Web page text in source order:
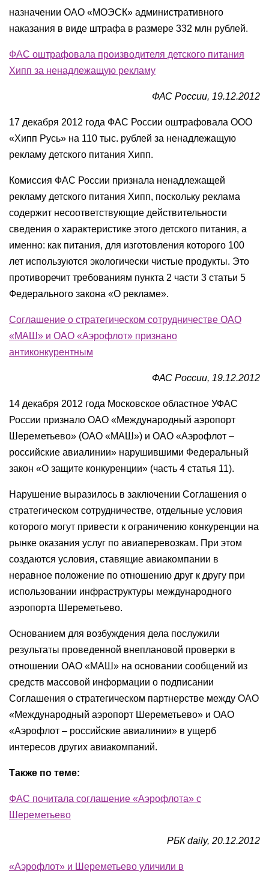
назначении ОАО «МОЭСК» административного
наказания в виде штрафа в размере 332 млн рублей.
ФАС оштрафовала производителя детского питания
Хипп за ненадлежащую рекламу
ФАС России, 19.12.2012
17 декабря 2012 года ФАС России оштрафовала ООО
«Хипп Русь» на 110 тыс. рублей за ненадлежащую
рекламу детского питания Хипп.
Комиссия ФАС России признала ненадлежащей
рекламу детского питания Хипп, поскольку реклама
содержит несоответствующие действительности
сведения о характеристике этого детского питания, а
именно: как питания, для изготовления которого 100
лет используются экологически чистые продукты. Это
противоречит требованиям пункта 2 части 3 статьи 5
Федерального закона «О рекламе».
Соглашение о стратегическом сотрудничестве ОАО
«МАШ» и ОАО «Аэрофлот» признано
антиконкурентным
ФАС России, 19.12.2012
14 декабря 2012 года Московское областное УФАС
России признало ОАО «Международный аэропорт
Шереметьево» (ОАО «МАШ») и ОАО «Аэрофлот –
российские авиалинии» нарушившими Федеральный
закон «О защите конкуренции» (часть 4 статья 11).
Нарушение выразилось в заключении Соглашения о
стратегическом сотрудничестве, отдельные условия
которого могут привести к ограничению конкуренции на
рынке оказания услуг по авиаперевозкам. При этом
создаются условия, ставящие авиакомпании в
неравное положение по отношению друг к другу при
использовании инфраструктуры международного
аэропорта Шереметьево.
Основанием для возбуждения дела послужили
результаты проведенной внеплановой проверки в
отношении ОАО «МАШ» на основании сообщений из
средств массовой информации о подписании
Соглашения о стратегическом партнерстве между ОАО
«Международный аэропорт Шереметьево» и ОАО
«Аэрофлот – российские авиалинии» в ущерб
интересов других авиакомпаний.
Также по теме:
ФАС почитала соглашение «Аэрофлота» с
Шереметьево
РБКdaily, 20.12.2012
«Аэрофлот» и Шереметьево уличили в